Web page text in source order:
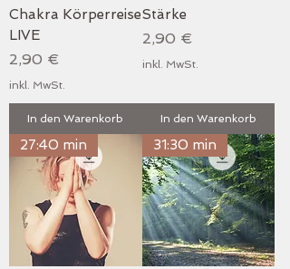
Chakra Körperreise
LIVE
Preis
2,90 €
inkl. MwSt.
In den Warenkorb
Stärke
Preis
2,90 €
inkl. MwSt.
In den Warenkorb
27:40 min 31:30 min